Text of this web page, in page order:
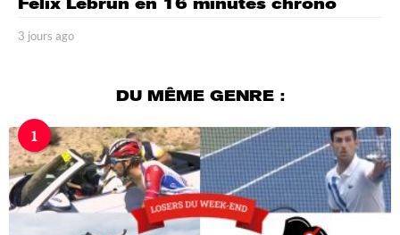
3 jours ago
a
g
o
DU MÊME GENRE :
1